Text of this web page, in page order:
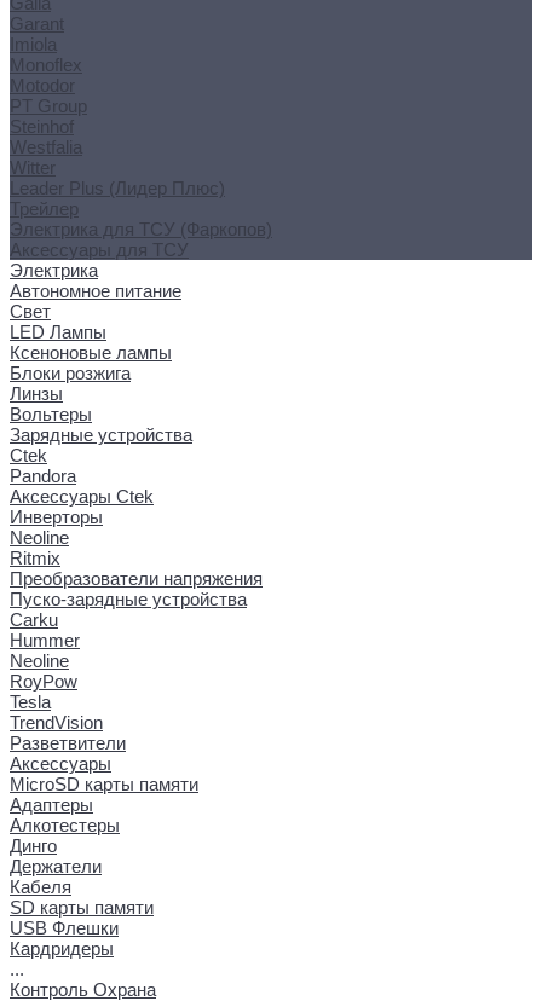
Garant
Imiola
Monoflex
Motodor
PT Group
Steinhof
Westfalia
Witter
Leader Plus (Лидер Плюс)
Трейлер
Электрика для ТСУ (Фаркопов)
Аксессуары для ТСУ
Электрика
Автономное питание
Свет
LED Лампы
Ксеноновые лампы
Блоки розжига
Линзы
Вольтеры
Зарядные устройства
Ctek
Pandora
Аксессуары Ctek
Инверторы
Neoline
Ritmix
Преобразователи напряжения
Пуско-зарядные устройства
Carku
Hummer
Neoline
RoyPow
Tesla
TrendVision
Разветвители
Аксессуары
MicroSD карты памяти
Адаптеры
Алкотестеры
Динго
Держатели
Кабеля
SD карты памяти
USB Флешки
Кардридеры
...
Контроль Охрана